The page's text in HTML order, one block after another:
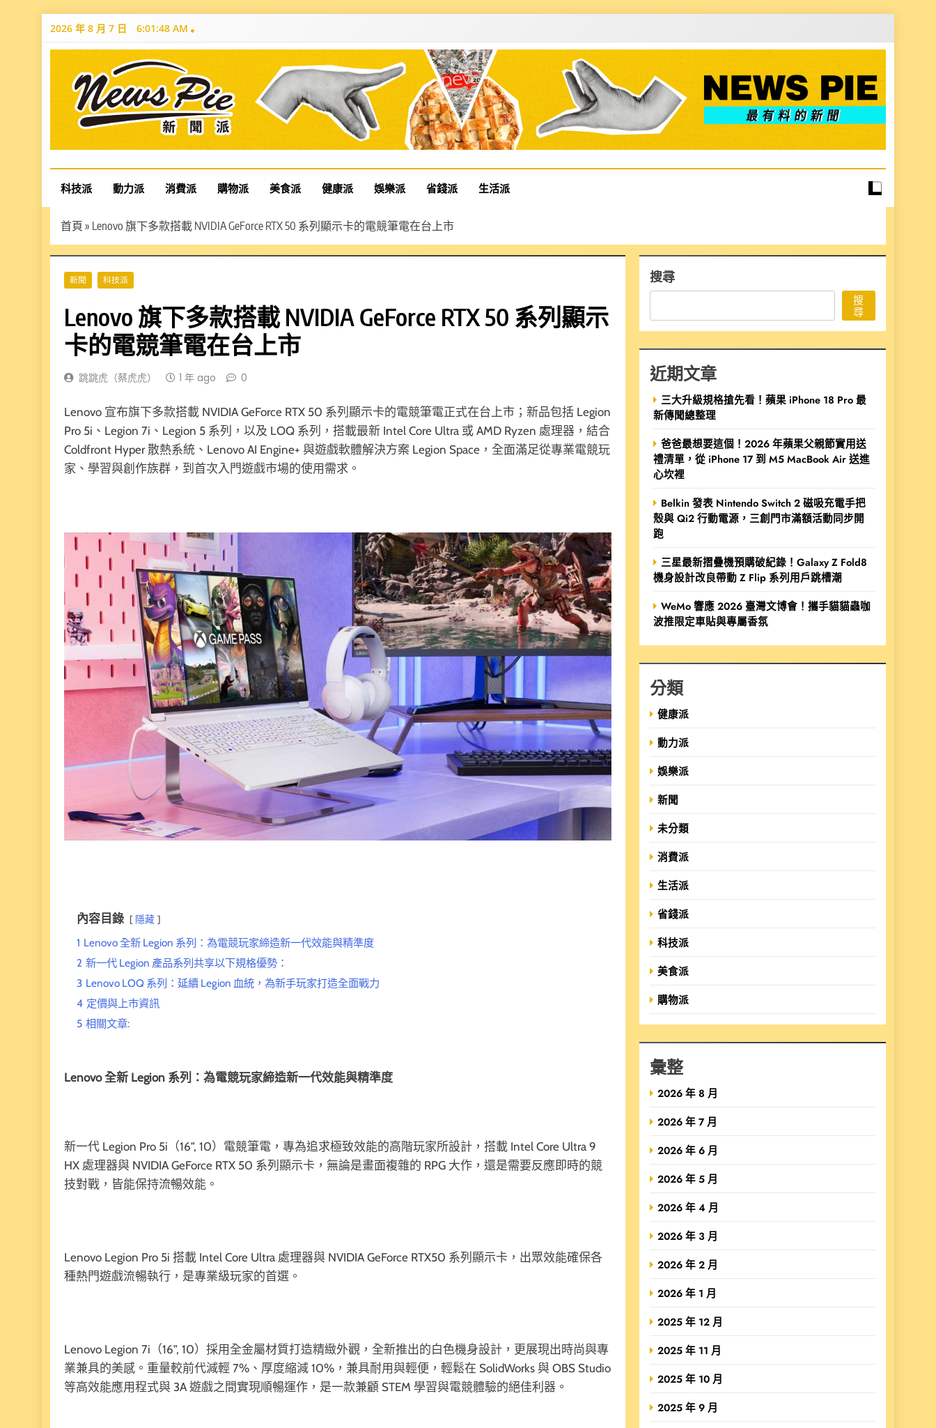
Skip
2026 年 8 月 7 日 6:01:49 AM
News Pie
最有料的新聞
科技派 動力派 消費派 購物派 美食派 健康派 娛樂派 省錢派 生活派
首頁 » Lenovo 旗下多款搭載 NVIDIA GeForce RTX 50 系列顯示卡的電競筆電在台上市
新聞 科技派
Lenovo 旗下多款搭載 NVIDIA GeForce RTX 50 系列顯示
卡的電競筆電在台上市
跳跳虎（蔡虎虎） 1 年 ago 0
Lenovo 宣布旗下多款搭載 NVIDIA GeForce RTX 50 系列顯示卡的電競筆電正式在台上市；新品包括 Legion
Pro 5i、Legion 7i、Legion 5 系列，以及 LOQ 系列，搭載最新 Intel Core Ultra 或 AMD Ryzen 處理器，結合
Coldfront Hyper 散熱系統、Lenovo AI Engine+ 與遊戲軟體解決方案 Legion Space，全面滿足從專業電競玩
家、學習與創作族群，到首次入門遊戲市場的使用需求。
內容目錄 隱藏
1 Lenovo 全新 Legion 系列：為電競玩家締造新一代效能與精準度
2 新一代 Legion 產品系列共享以下規格優勢：
3 Lenovo LOQ 系列：延續 Legion 血統，為新手玩家打造全面戰力
4 定價與上市資訊
5 相關文章:
Lenovo 全新 Legion 系列：為電競玩家締造新一代效能與精準度
新一代 Legion Pro 5i（16”, 10）電競筆電，專為追求極致效能的高階玩家所設計，搭載 Intel Core Ultra 9
HX 處理器與 NVIDIA GeForce RTX 50 系列顯示卡，無論是畫面複雜的 RPG 大作，還是需要反應即時的競
技對戰，皆能保持流暢效能。
Lenovo Legion Pro 5i 搭載 Intel Core Ultra 處理器與 NVIDIA GeForce RTX50 系列顯示卡，出眾效能確保各
種熱門遊戲流暢執行，是專業級玩家的首選。
Lenovo Legion 7i（16”, 10）採用全金屬材質打造精緻外觀，全新推出的白色機身設計，更展現出時尚與專
業兼具的美感。重量較前代減輕 7%、厚度縮減 10%，兼具耐用與輕便，輕鬆在 SolidWorks 與 OBS Studio
等高效能應用程式與 3A 遊戲之間實現順暢運作，是一款兼顧 STEM 學習與電競體驗的絕佳利器。
搜尋
搜
尋
近期文章
三大升級規格搶先看！蘋果 iPhone 18 Pro 最
新傳聞總整理
爸爸最想要這個！2026 年蘋果父親節實用送
禮清單，從 iPhone 17 到 M5 MacBook Air 送進
心坎裡
Belkin 發表 Nintendo Switch 2 磁吸充電手把
殼與 Qi2 行動電源，三創門市滿額活動同步開
跑
三星最新摺疊機預購破紀錄！Galaxy Z Fold8
機身設計改良帶動 Z Flip 系列用戶跳槽潮
WeMo 響應 2026 臺灣文博會！攜手貓貓蟲咖
波推限定車貼與專屬香氛
分類
健康派
動力派
娛樂派
新聞
未分類
消費派
生活派
省錢派
科技派
美食派
購物派
彙整
2026 年 8 月
2026 年 7 月
2026 年 6 月
2026 年 5 月
2026 年 4 月
2026 年 3 月
2026 年 2 月
2026 年 1 月
2025 年 12 月
2025 年 11 月
2025 年 10 月
2025 年 9 月